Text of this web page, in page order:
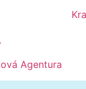
Agentura